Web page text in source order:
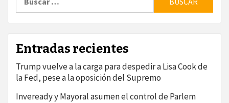
Entradas recientes
Trump vuelve a la carga para despedir a Lisa Cook de
la Fed, pese a la oposición del Supremo
Inveready y Mayoral asumen el control de Parlem